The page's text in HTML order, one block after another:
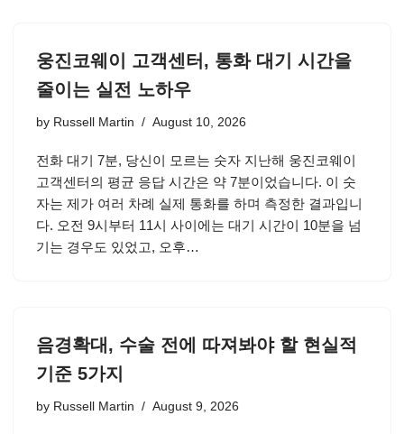
웅진코웨이 고객센터, 통화 대기 시간을
줄이는 실전 노하우
by Russell Martin August 10, 2026
전화 대기 7분, 당신이 모르는 숫자 지난해 웅진코웨이
고객센터의 평균 응답 시간은 약 7분이었습니다. 이 숫
자는 제가 여러 차례 실제 통화를 하며 측정한 결과입니
다. 오전 9시부터 11시 사이에는 대기 시간이 10분을 넘
기는 경우도 있었고, 오후…
음경확대, 수술 전에 따져봐야 할 현실적
기준 5가지
by Russell Martin August 9, 2026